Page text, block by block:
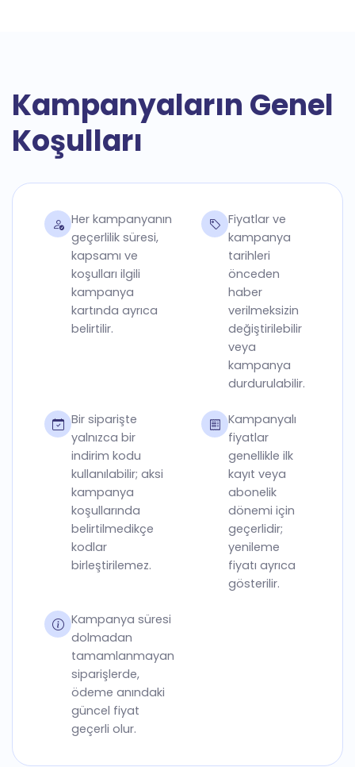
Kampanyaların Genel
Koşulları
Her kampanyanın
geçerlilik süresi,
kapsamı ve
koşulları ilgili
kampanya
kartında ayrıca
belirtilir.
Fiyatlar ve
kampanya
tarihleri
önceden
haber
verilmeksizin
değiştirilebilir
veya
kampanya
durdurulabilir.
Bir siparişte
yalnızca bir
indirim kodu
kullanılabilir; aksi
kampanya
koşullarında
belirtilmedikçe
kodlar
birleştirilemez.
Kampanyalı
fiyatlar
genellikle ilk
kayıt veya
abonelik
dönemi için
geçerlidir;
yenileme
fiyatı ayrıca
gösterilir.
Kampanya süresi
dolmadan
tamamlanmayan
siparişlerde,
ödeme anındaki
güncel fiyat
geçerli olur.